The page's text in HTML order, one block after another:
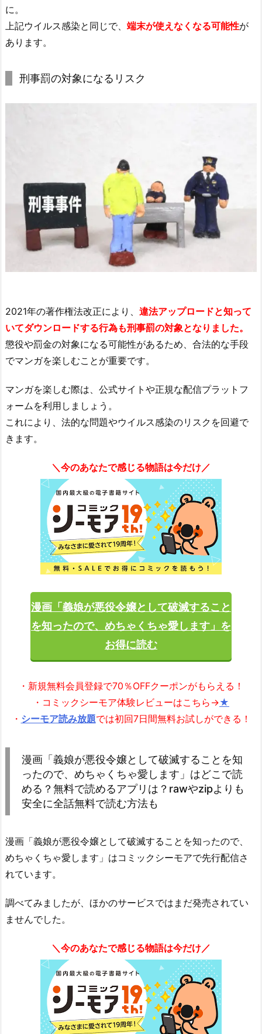
に。
上記ウイルス感染と同じで、 端末が使えなくなる可能性が
あります。
刑事罰の対象になるリスク
2021年の著作権法改正により、 違法アップロードと知って
いてダウンロードする行為も刑事罰の対象となりました。
懲役や罰金の対象になる可能性があるため、合法的な手段
でマンガを楽しむことが重要です。
マンガを楽しむ際は、公式サイトや正規な配信プラットフ
ォームを利用しましょう。
これにより、法的な問題やウイルス感染のリスクを回避で
きます。
＼今のあなたで感じる物語は今だけ／
漫画「義娘が悪役令嬢として破滅すること
を知ったので、めちゃくちゃ愛します」を
お得に読む
・新規無料会員登録で70％OFFクーポンがもらえる！
・コミックシーモア体験レビューはこちら→★
・ シーモア読み放題では初回7日間無料お試しができる！
漫画「義娘が悪役令嬢として破滅することを知
ったので、めちゃくちゃ愛します」はどこで読
める？無料で読めるアプリは？rawやzipよりも
安全に全話無料で読む方法も
漫画「義娘が悪役令嬢として破滅することを知ったので、
めちゃくちゃ愛します」はコミックシーモアで先行配信さ
れています。
調べてみましたが、ほかのサービスではまだ発売されてい
ませんでした。
＼今のあなたで感じる物語は今だけ／